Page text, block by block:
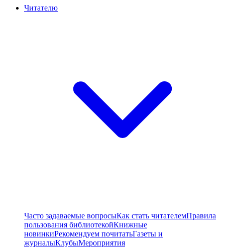
Читателю
Часто задаваемые вопросыКак стать читателемПравила
пользования библиотекойКнижные
новинкиРекомендуем почитатьГазеты и
журналыКлубыМероприятия